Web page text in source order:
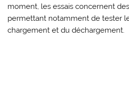
moment, les essais concernent
permettant notamment de tester
chargement et du déchargement.